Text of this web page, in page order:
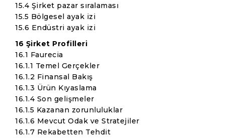
15.4 Şirket pazar sıralaması
15.5 Bölgesel ayak izi
15.6 Endüstri ayak izi
16 Şirket Profilleri
16.1 Faurecia
16.1.1 Temel Gerçekler
16.1.2 Finansal Bakış
16.1.3 Ürün Kıyaslama
16.1.4 Son gelişmeler
16.1.5 Kazanan zorunluluklar
16.1.6 Mevcut Odak ve Stratejiler
16.1.7 Rekabetten Tehdit